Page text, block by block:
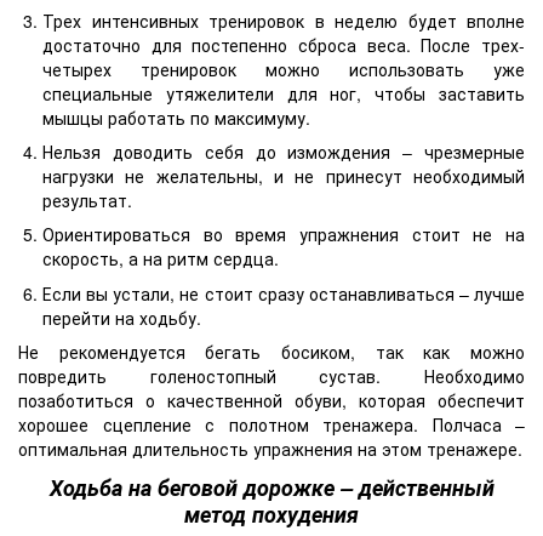
Трех интенсивных тренировок в неделю будет вполне
достаточно для постепенно сброса веса. После трех-
четырех тренировок можно использовать уже
специальные утяжелители для ног, чтобы заставить
мышцы работать по максимуму.
Нельзя доводить себя до измождения – чрезмерные
нагрузки не желательны, и не принесут необходимый
результат.
Ориентироваться во время упражнения стоит не на
скорость, а на ритм сердца.
Если вы устали, не стоит сразу останавливаться – лучше
перейти на ходьбу.
Не рекомендуется бегать босиком, так как можно
повредить голеностопный сустав. Необходимо
позаботиться о качественной обуви, которая обеспечит
хорошее сцепление с полотном тренажера. Полчаса –
оптимальная длительность упражнения на этом тренажере.
Ходьба на беговой дорожке – действенный
метод похудения